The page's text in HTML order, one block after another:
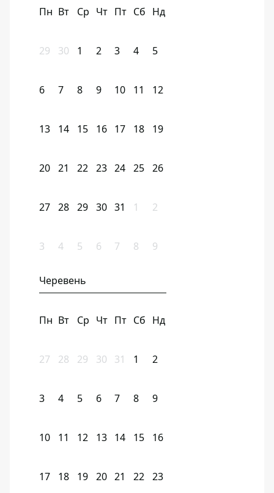
Пн Вт Ср Чт Пт Сб Нд
29 30 1 2 3 4 5
6 7 8 9 10 11 12
13 14 15 16 17 18 19
20 21 22 23 24 25 26
27 28 29 30 31 1 2
3 4 5 6 7 8 9
Черевень
Пн Вт Ср Чт Пт Сб Нд
27 28 29 30 31 1 2
3 4 5 6 7 8 9
10 11 12 13 14 15 16
17 18 19 20 21 22 23